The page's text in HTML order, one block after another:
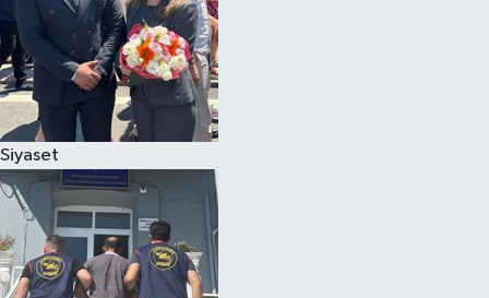
Siyaset
Magazin